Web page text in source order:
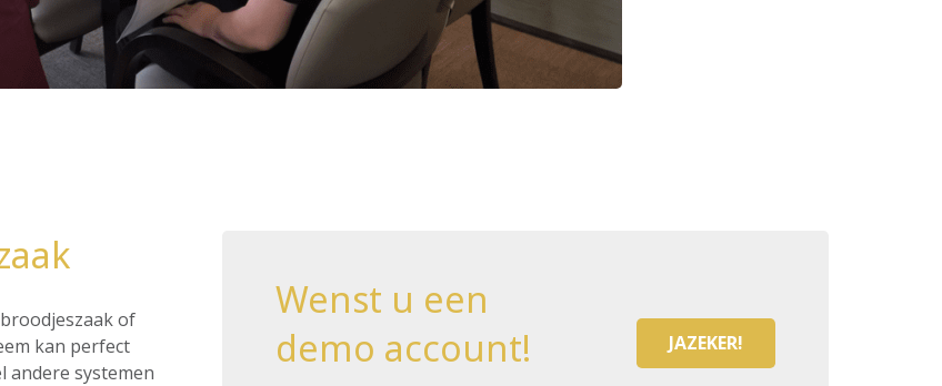
of
kan perfect
andere systemen
Wenst u een
demo account!
JAZEKER!